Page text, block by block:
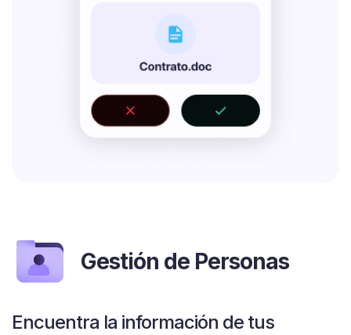
Gestión de Personas
Encuentra la información de tus